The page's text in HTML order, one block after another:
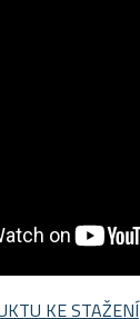
KE STAŽENÍ